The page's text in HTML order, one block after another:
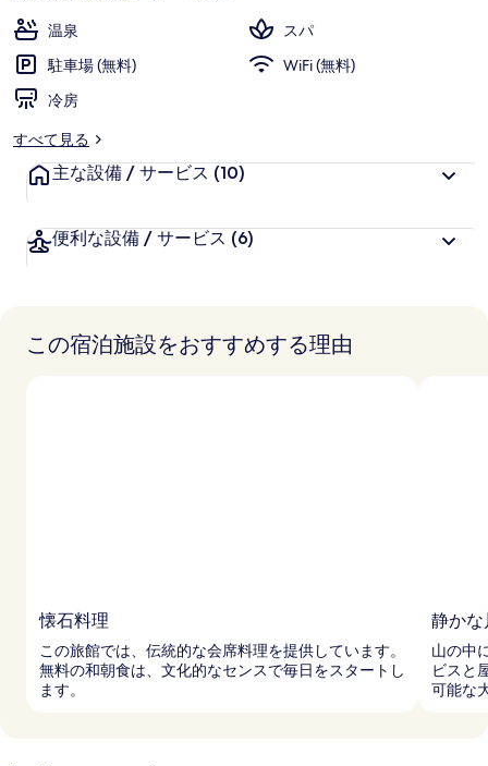
ラ
リ
ー
温泉
スパ
駐車場 (無料)
WiFi (無料)
冷房
すべて見る
主な設備 / サービス (10)
便利な設備 / サービス (6)
この宿泊施設をおすすめする理由
懐石料理
この旅館では、伝統的な会席料理を提供しています。
無料の和朝食は、文化的なセンスで毎日をスタートし
ます。
静かな
山の中
ビスと
可能な